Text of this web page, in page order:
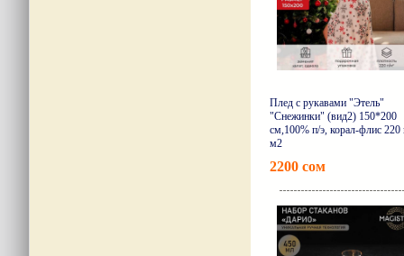
Плед с рукавами "Этель"
"Снежинки" (вид2) 150*200
см,100% п/э, корал-флис 220
м2
2200 сом